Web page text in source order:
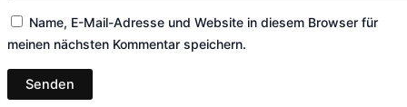
Name, E-Mail-Adresse und Website in diesem Browser für
meinen nächsten Kommentar speichern.